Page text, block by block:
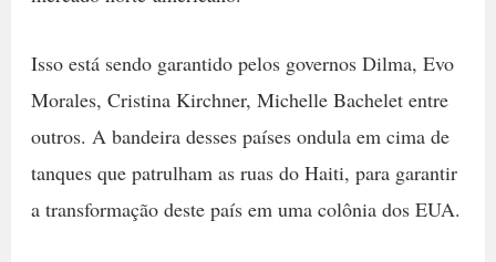
Isso está sendo garantido pelos governos Dilma, Evo
Morales, Cristina Kirchner, Michelle Bachelet entre
outros. A bandeira desses países ondula em cima de
tanques que patrulham as ruas do Haiti, para garantir
a transformação deste país em uma colônia dos EUA.